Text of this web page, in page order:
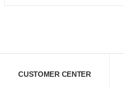
CUSTOMER CENTER